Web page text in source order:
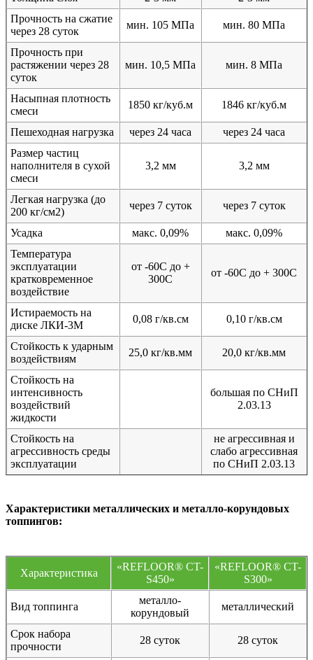
Прочность на сжатие
через 28 суток
мин. 105 МПа мин. 80 МПа
Прочность при
растяжении через 28
суток
мин. 10,5 МПа мин. 8 МПа
Насыпная плотность
смеси
1850 кг/куб.м 1846 кг/куб.м
Пешеходная нагрузка через 24 часа
через 24 часа
Размер частиц
наполнителя в сухой
смеси
3,2 мм 3,2 мм
Легкая нагрузка (до
200 кг/см2)
через 7 суток через 7 суток
Усадка макс. 0,09%
макс. 0,09%
Температура
эксплуатации
кратковременное
воздействие
от -60С до +
300С
от -60С до + 300С
Истираемость на
диске ЛКИ-3М
0,08 г/кв.см 0,10 г/кв.см
Стойкость к ударным
воздействиям
25,0 кг/кв.мм 20,0 кг/кв.мм
Стойкость на
интенсивность
воздействий
жидкости
большая по СНиП
2.03.13
Стойкость на
агрессивность среды
эксплуатации
не агрессивная и
слабо агрессивная
по СНиП 2.03.13
Характеристики металлических и металло-корундовых
топпингов:
Характеристика
«REFLOOR® CT-
S450»
«REFLOOR® CT-
S300»
Вид топпинга
металло-
корундовый
металлический
Срок набора
прочности
28 суток 28 суток